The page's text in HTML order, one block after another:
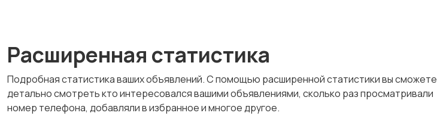
Расширенная статистика
Подробная статистика ваших объявлений. С помощью расширенной статистики вы сможете
детально смотреть кто интересовался вашими объявлениями, сколько раз просматривали
номер телефона, добавляли в избранное и многое другое.